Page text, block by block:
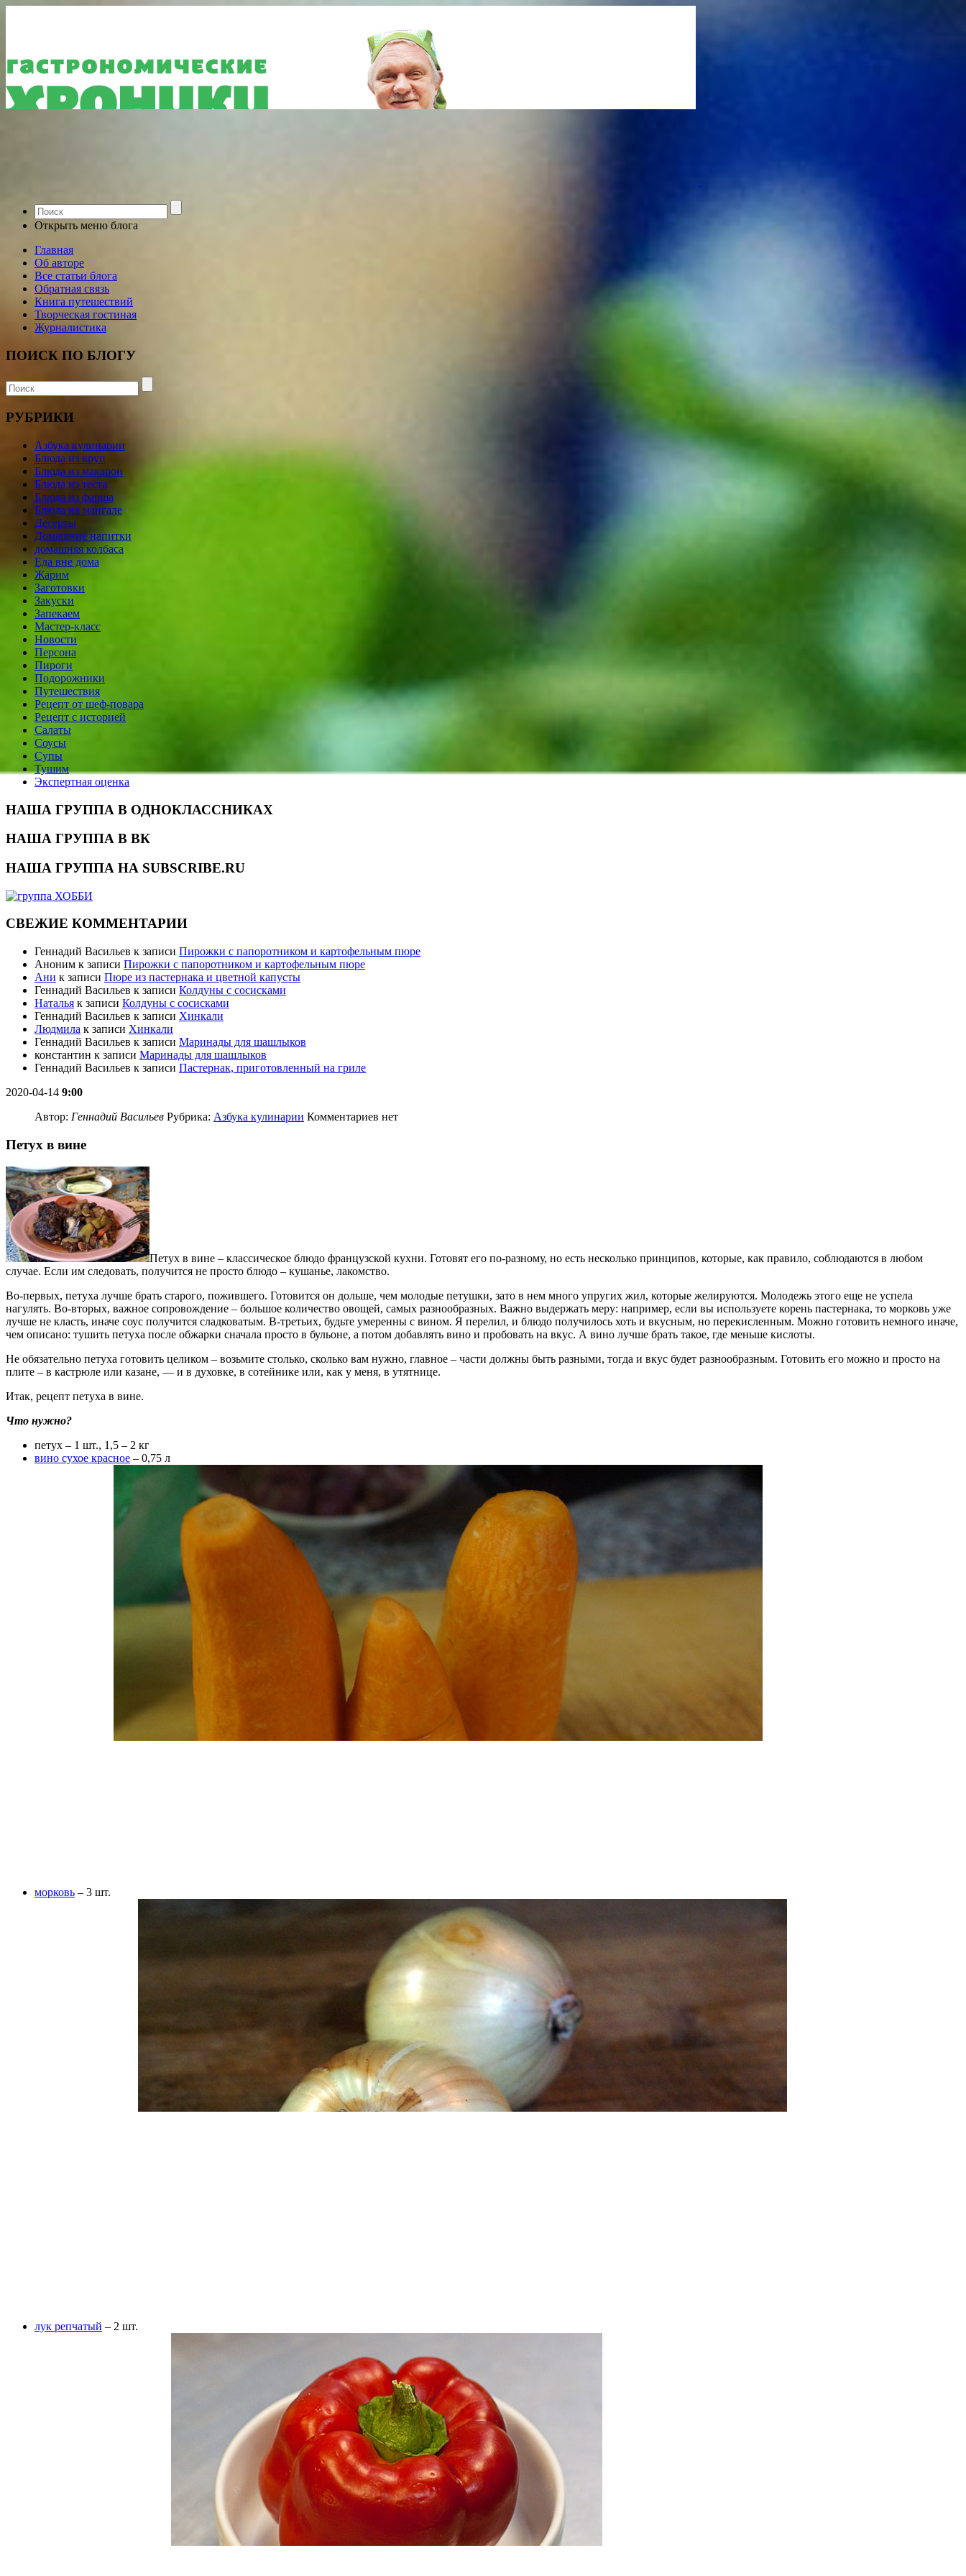
Открыть меню блога
Главная
Об авторе
Все статьи блога
Обратная связь
Книга путешествий
Творческая гостиная
Журналистика
ПОИСК ПО БЛОГУ
РУБРИКИ
Азбука кулинарии
Блюда из круп
Блюда из макарон
Блюда из теста
Блюда из фарша
Блюда на мангале
Десерты
Домашние напитки
домашняя колбаса
Еда вне дома
Жарим
Заготовки
Закуски
Запекаем
Мастер-класс
Новости
Персона
Пироги
Подорожники
Путешествия
Рецепт от шеф-повара
Рецепт с историей
Салаты
Соусы
Супы
Тушим
Экспертная оценка
НАША ГРУППА В ОДНОКЛАССНИКАХ
НАША ГРУППА В ВК
НАША ГРУППА НА SUBSCRIBE.RU
СВЕЖИЕ КОММЕНТАРИИ
Геннадий Васильев к записи Пирожки с папоротником и картофельным пюре
Аноним к записи Пирожки с папоротником и картофельным пюре
Ани к записи Пюре из пастернака и цветной капусты
Геннадий Васильев к записи Колдуны с сосисками
Наталья к записи Колдуны с сосисками
Геннадий Васильев к записи Хинкали
Людмила к записи Хинкали
Геннадий Васильев к записи Маринады для шашлыков
константин к записи Маринады для шашлыков
Геннадий Васильев к записи Пастернак, приготовленный на гриле
2020-04-14 9:00
Автор: Геннадий Васильев Рубрика: Азбука кулинарии Комментариев нет
Петух в вине
Петух в вине – классическое блюдо французской кухни. Готовят его по-разному, но есть несколько принципов, которые, как правило, соблюдаются в любом
случае. Если им следовать, получится не просто блюдо – кушанье, лакомство.
Во-первых, петуха лучше брать старого, пожившего. Готовится он дольше, чем молодые петушки, зато в нем много упругих жил, которые желируются. Молодежь этого еще не успела
нагулять. Во-вторых, важное сопровождение – большое количество овощей, самых разнообразных. Важно выдержать меру: например, если вы используете корень пастернака, то морковь уже
лучше не класть, иначе соус получится сладковатым. В-третьих, будьте умеренны с вином. Я перелил, и блюдо получилось хоть и вкусным, но перекисленным. Можно готовить немного иначе,
чем описано: тушить петуха после обжарки сначала просто в бульоне, а потом добавлять вино и пробовать на вкус. А вино лучше брать такое, где меньше кислоты.
Не обязательно петуха готовить целиком – возьмите столько, сколько вам нужно, главное – части должны быть разными, тогда и вкус будет разнообразным. Готовить его можно и просто на
плите – в кастрюле или казане, — и в духовке, в сотейнике или, как у меня, в утятнице.
Итак, рецепт петуха в вине.
Что нужно?
петух – 1 шт., 1,5 – 2 кг
вино сухое красное – 0,75 л
морковь – 3 шт.
лук репчатый – 2 шт.